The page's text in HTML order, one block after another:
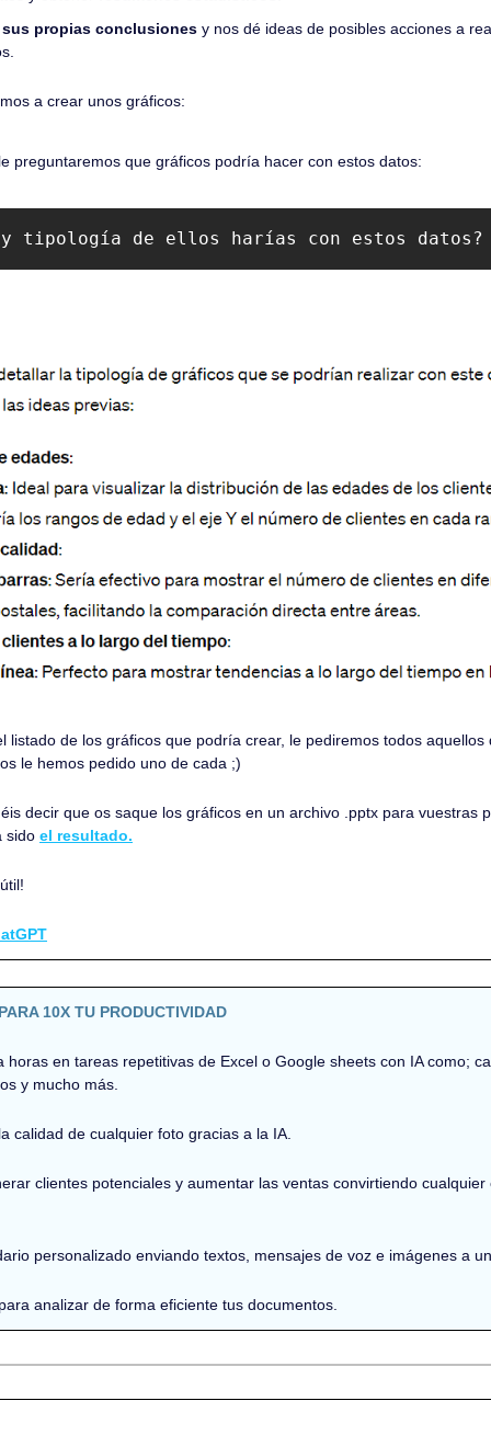
propias conclusiones y nos dé ideas de posibles acciones a
a crear unos gráficos:
preguntaremos que gráficos podría hacer con estos datos:
y tipología de ellos harías con estos datos?
listado de los gráficos que podría crear, le pediremos todos aquellos
le hemos pedido uno de cada ;)
decir que os saque los gráficos en un archivo .pptx para vuestras
sido el resultado.
10X TU PRODUCTIVIDAD
horas en tareas repetitivas de Excel o Google sheets con IA como;
y mucho más.
calidad de cualquier foto gracias a la IA.
clientes potenciales y aumentar las ventas convirtiendo cualquier
personalizado enviando textos, mensajes de voz e imágenes a
analizar de forma eficiente tus documentos.